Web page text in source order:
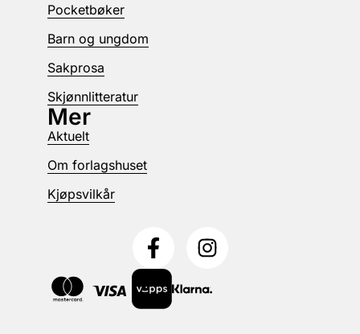
Pocketbøker
Barn og ungdom
Sakprosa
Skjønnlitteratur
Mer
Aktuelt
Om forlagshuset
Kjøpsvilkår